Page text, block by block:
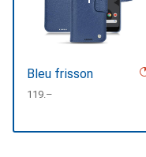
Bleu frisson
CHF
119.–